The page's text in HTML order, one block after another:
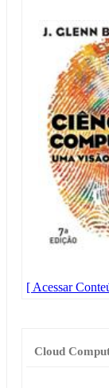
[ Acessar
Cloud